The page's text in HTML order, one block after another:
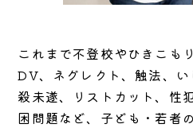
これまで不登校やひきこも
DV、ネグレクト、触法、
殺未遂、リストカット、性
困問題など、子ども・若者